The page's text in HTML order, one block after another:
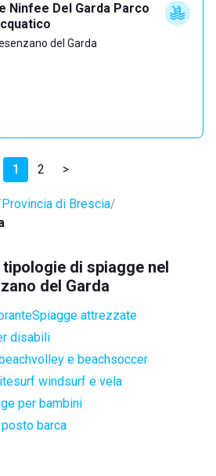
Ninfee Del Garda Parco
del Garda
1 2 >
Provincia di Brescia
di spiagge nel
del Garda
Spiagge attrezzate
disabili
e beachsoccer
windsurf e vela
per bambini
barca